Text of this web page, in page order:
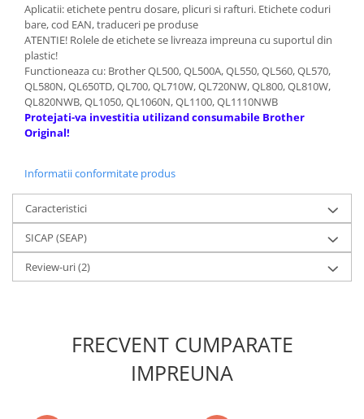
Aplicatii: etichete pentru dosare, plicuri si rafturi. Etichete coduri
bare, cod EAN, traduceri pe produse
ATENTIE! Rolele de etichete se livreaza impreuna cu suportul din
plastic!
Functioneaza cu: Brother QL500, QL500A, QL550, QL560, QL570,
QL580N, QL650TD, QL700, QL710W, QL720NW, QL800, QL810W,
QL820NWB, QL1050, QL1060N, QL1100, QL1110NWB
Protejati-va investitia utilizand consumabile Brother
Original!
Informatii conformitate produs
Caracteristici
SICAP (SEAP)
Review-uri(2)
FRECVENT CUMPARATE
IMPREUNA